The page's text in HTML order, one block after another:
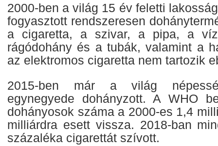
2000-ben a világ 15 év feletti
fogyasztott rendszeresen
a cigaretta, a szivar, a pipa, a
rágódohány és a tubák, valamint a
az elektromos cigaretta nem tartozik
2015-ben már a világ
egynegyede dohányzott. A WHO
dohányosok száma a 2000-es 1,4
milliárdra esett vissza. 2018-ban
százaléka cigarettát szívott.